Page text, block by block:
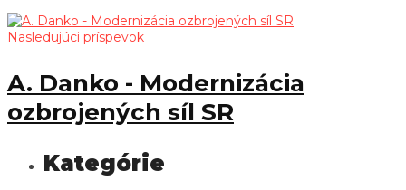
Nasledujúci príspevok
A. Danko - Modernizácia
ozbrojených síl SR